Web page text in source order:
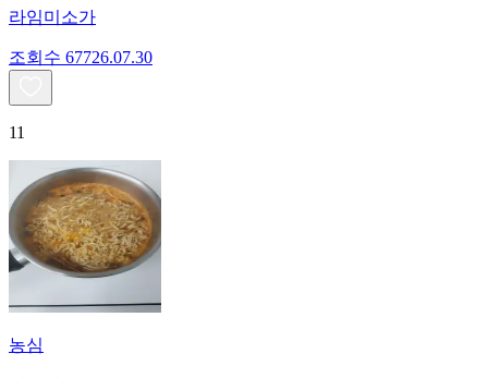
라임미소가
조회수 67726.07.30
11
농심